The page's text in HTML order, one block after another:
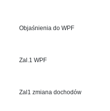
Objaśnienia do WPF
Zal.1 WPF
Zal1 zmiana dochodów